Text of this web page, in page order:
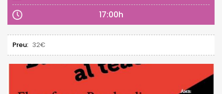
17:00h
Preu: 32€